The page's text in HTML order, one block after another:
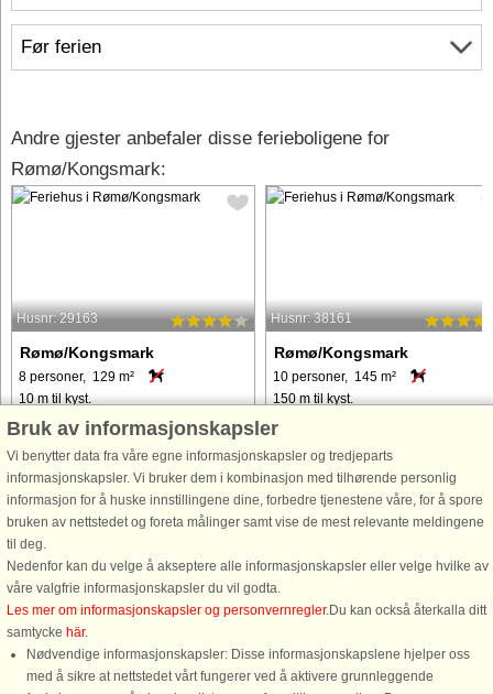
Før ferien
Andre gjester anbefaler disse ferieboligene for
Rømø/Kongsmark:
Husnr: 29163
Rømø/Kongsmark
8 personer, 129 m²
10 m til kyst.
Særdeles attraktiv beliggenhed et
stenkast fra Vadehavet, Europas
største "spisekammer" for trækfugle.
Dette rækkehus har fra både terrasse,
stueplan og 1. sal direkte udsigt over
Vadehavet. Huset har ...
fra 7.188 NOK
Husnr: 38161
Rømø/Kongsmark
10 personer, 145 m²
150 m til kyst.
Rummeligt sommerhus på Rømø
panoramaudsigt over vadehavet. I
stueplan er der en pæn entre, et
åbent køkken/alrum i forbindelse
stor opholdsstue med udgang til
fra 19.167 NOK
Bruk av informasjonskapsler
Vi benytter data fra våre egne informasjonskapsler og tredjeparts
informasjonskapsler. Vi bruker dem i kombinasjon med tilhørende personlig
informasjon for å huske innstillingene dine, forbedre tjenestene våre, for å spore
bruken av nettstedet og foreta målinger samt vise de mest relevante meldingene
til deg.
Nedenfor kan du velge å akseptere alle informasjonskapsler eller velge hvilke av
våre valgfrie informasjonskapsler du vil godta.
Les mer om informasjonskapsler og personvernregler.Du kan också återkalla ditt
samtycke här.
Nødvendige informasjonskapsler: Disse informasjonskapslene hjelper oss
med å sikre at nettstedet vårt fungerer ved å aktivere grunnleggende